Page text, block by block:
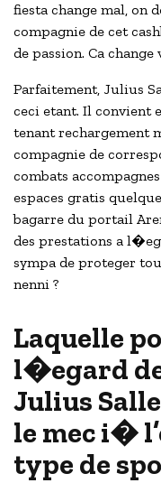
fiesta change mal, on
compagnie de cet
de passion. Ca
Parfaitement, Julius
ceci etant. Il convient
tenant rechargement
compagnie de
combats
espaces gratis
bagarre du portail
des prestations a
sympa de proteger
nenni ?
Laquelle
l�egard
Julius
le mec i�
type de